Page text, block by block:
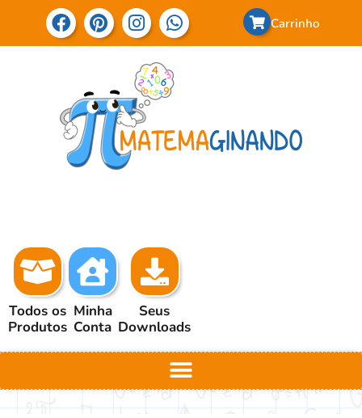
Carrinho
Todos os
Produtos
Minha
Conta
Seus
Downloads